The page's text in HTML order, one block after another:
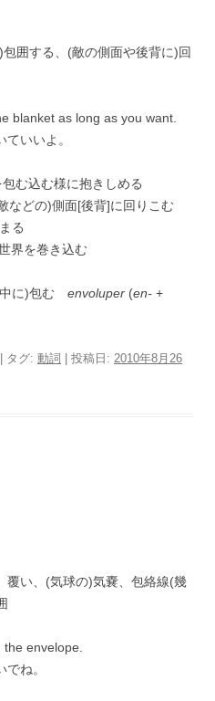
囲する、(敵の側面や後背に)回
blanket as long as you want.
いいよ。
包む込む様に抱きしめる
などの)側面[後背]に回りこむ
る
界を巻き込む
に)包む envoluper (en- +
| タグ: 動詞 | 投稿日: 2010年8月26
覆い、(気球の)気嚢、包絡線(幾
envelope.
ね。